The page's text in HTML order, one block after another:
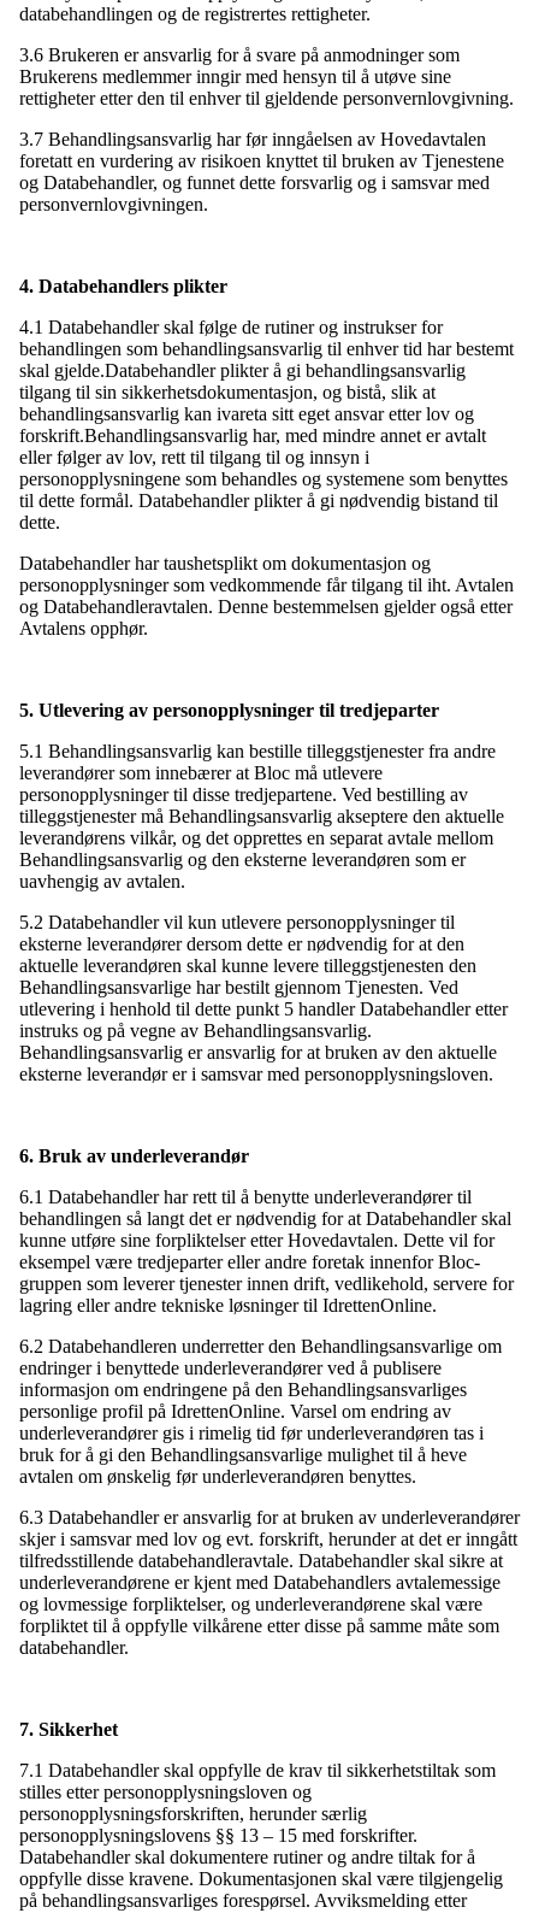
databehandlingen og de registrertes rettigheter.
3.6 Brukeren er ansvarlig for å svare på anmodninger som
Brukerens medlemmer inngir med hensyn til å utøve sine
rettigheter etter den til enhver til gjeldende personvernlovgivning.
3.7 Behandlingsansvarlig har før inngåelsen av Hovedavtalen
foretatt en vurdering av risikoen knyttet til bruken av Tjenestene
og Databehandler, og funnet dette forsvarlig og i samsvar med
personvernlovgivningen.
4. Databehandlers plikter
4.1 Databehandler skal følge de rutiner og instrukser for
behandlingen som behandlingsansvarlig til enhver tid har bestemt
skal gjelde.Databehandler plikter å gi behandlingsansvarlig
tilgang til sin sikkerhetsdokumentasjon, og bistå, slik at
behandlingsansvarlig kan ivareta sitt eget ansvar etter lov og
forskrift.Behandlingsansvarlig har, med mindre annet er avtalt
eller følger av lov, rett til tilgang til og innsyn i
personopplysningene som behandles og systemene som benyttes
til dette formål. Databehandler plikter å gi nødvendig bistand til
dette.
Databehandler har taushetsplikt om dokumentasjon og
personopplysninger som vedkommende får tilgang til iht. Avtalen
og Databehandleravtalen. Denne bestemmelsen gjelder også etter
Avtalens opphør.
5. Utlevering av personopplysninger til tredjeparter
5.1 Behandlingsansvarlig kan bestille tilleggstjenester fra andre
leverandører som innebærer at Bloc må utlevere
personopplysninger til disse tredjepartene. Ved bestilling av
tilleggstjenester må Behandlingsansvarlig akseptere den aktuelle
leverandørens vilkår, og det opprettes en separat avtale mellom
Behandlingsansvarlig og den eksterne leverandøren som er
uavhengig av avtalen.
5.2 Databehandler vil kun utlevere personopplysninger til
eksterne leverandører dersom dette er nødvendig for at den
aktuelle leverandøren skal kunne levere tilleggstjenesten den
Behandlingsansvarlige har bestilt gjennom Tjenesten. Ved
utlevering i henhold til dette punkt 5 handler Databehandler etter
instruks og på vegne av Behandlingsansvarlig.
Behandlingsansvarlig er ansvarlig for at bruken av den aktuelle
eksterne leverandør er i samsvar med personopplysningsloven.
6. Bruk av underleverandør
6.1 Databehandler har rett til å benytte underleverandører til
behandlingen så langt det er nødvendig for at Databehandler skal
kunne utføre sine forpliktelser etter Hovedavtalen. Dette vil for
eksempel være tredjeparter eller andre foretak innenfor Bloc-
gruppen som leverer tjenester innen drift, vedlikehold, servere for
lagring eller andre tekniske løsninger til IdrettenOnline.
6.2 Databehandleren underretter den Behandlingsansvarlige om
endringer i benyttede underleverandører ved å publisere
informasjon om endringene på den Behandlingsansvarliges
personlige profil på IdrettenOnline. Varsel om endring av
underleverandører gis i rimelig tid før underleverandøren tas i
bruk for å gi den Behandlingsansvarlige mulighet til å heve
avtalen om ønskelig før underleverandøren benyttes.
6.3 Databehandler er ansvarlig for at bruken av underleverandører
skjer i samsvar med lov og evt. forskrift, herunder at det er inngått
tilfredsstillende databehandleravtale. Databehandler skal sikre at
underleverandørene er kjent med Databehandlers avtalemessige
og lovmessige forpliktelser, og underleverandørene skal være
forpliktet til å oppfylle vilkårene etter disse på samme måte som
databehandler.
7. Sikkerhet
7.1 Databehandler skal oppfylle de krav til sikkerhetstiltak som
stilles etter personopplysningsloven og
personopplysningsforskriften, herunder særlig
personopplysningslovens §§ 13 – 15 med forskrifter.
Databehandler skal dokumentere rutiner og andre tiltak for å
oppfylle disse kravene. Dokumentasjonen skal være tilgjengelig
på behandlingsansvarliges forespørsel. Avviksmelding etter